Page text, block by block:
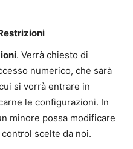
. Verrà chiesto di
numerico, che sarà
si vorrà entrare in
le configurazioni. In
minore possa modificare
scelte da noi.